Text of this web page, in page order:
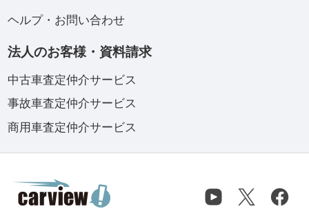
ヘルプ・お問い合わせ
法人のお客様・資料請求
中古車査定仲介サービス
事故車査定仲介サービス
商用車査定仲介サービス